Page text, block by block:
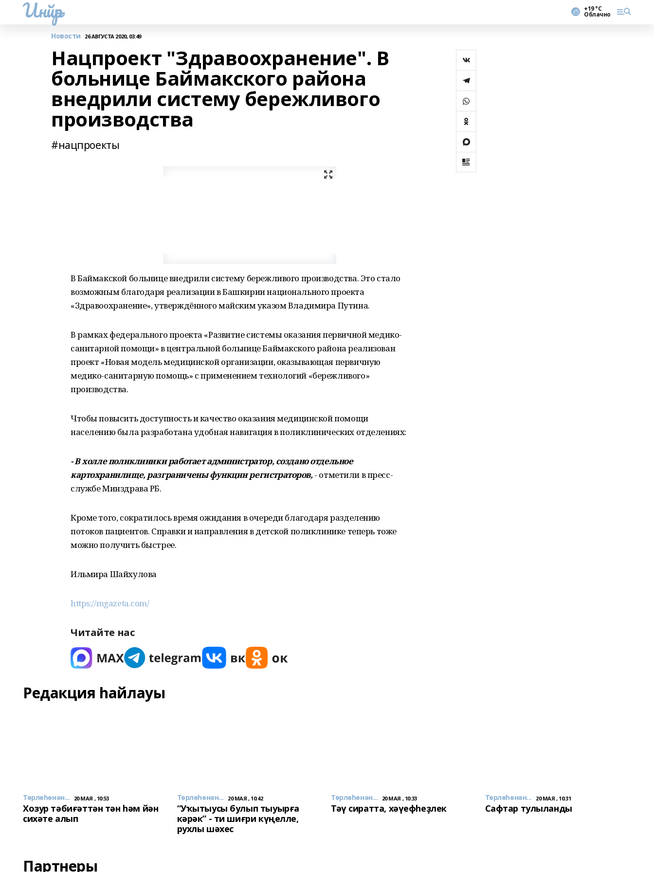
Инйәр +19 °С
Облачно
Новости 26 АВГУСТА 2020, 03:49
Нацпроект "Здравоохранение". В
больнице Баймакского района
внедрили систему бережливого
производства
#нацпроекты
В Баймакской больнице внедрили систему бережливого производства. Это стало
возможным благодаря реализации в Башкирии национального проекта
«Здравоохранение», утверждённого майским указом Владимира Путина.
В рамках федерального проекта «Развитие системы оказания первичной медико-
санитарной помощи» в центральной больнице Баймакского района реализован
проект «Новая модель медицинской организации, оказывающая первичную
медико-санитарную помощь» с применением технологий «бережливого»
производства.
Чтобы повысить доступность и качество оказания медицинской помощи
населению была разработана удобная навигация в поликлинических отделениях:
- В холле поликлиники работает администратор, создано отдельное
картохранилище, разграничены функции регистраторов, - отметили в пресс-
службе Минздрава РБ.
Кроме того, сократилось время ожидания в очереди благодаря разделению
потоков пациентов. Справки и направления в детской поликлинике теперь тоже
можно получить быстрее.
Ильмира Шайхулова
https://mgazeta.com/
Читайте нас
Редакция һайлауы
Төрлөһөнән... 20 МАЯ , 10:53
Хозур тәбиғәттән тән һәм йән
сихәте алып
Төрлөһөнән... 20 МАЯ , 10:42
“Уҡытыусы булып тыуырға
кәрәк” - ти шиғри күңелле,
рухлы шәхес
Төрлөһөнән... 20 МАЯ , 10:33
Тәү сиратта, хәүефһеҙлек
Төрлөһөнән... 20 МАЯ , 10:31
Сафтар тулыланды
Партнеры